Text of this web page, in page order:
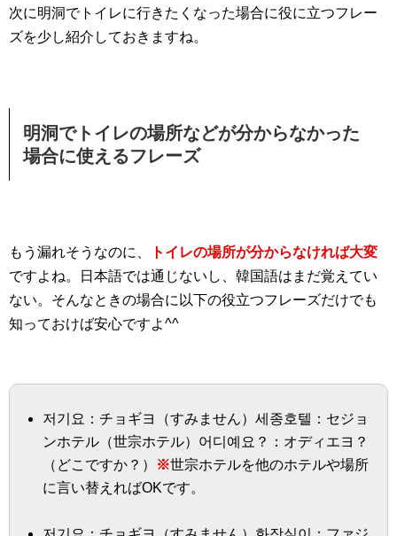
次に明洞でトイレに行きたくなった場合に役に立つフレー
ズを少し紹介しておきますね。
明洞でトイレの場所などが分からなかった
場合に使えるフレーズ
もう漏れそうなのに、
トイレの場所が分からなければ大変
ですよね。日本語では通じないし、韓国語はまだ覚えてい
ない。そんなときの場合に以下の役立つフレーズだけでも
知っておけば安心ですよ^^
저기요：チョギヨ（すみません）세종호텔：セジョ
ンホテル（世宗ホテル）어디예요？：オディエヨ？
（どこですか？）
※世宗ホテルを他のホテルや場所
に言い替えればOKです。